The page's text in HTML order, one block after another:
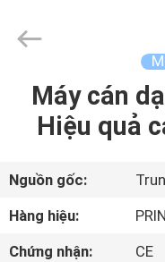
TRANG
CHỦ
CÁC
SẢN
PHẨM
Printyoung
International
Reserved.Máy cán
Hiệu quả
Nguồn gốc:
Hàng hiệu:
Chứng nhận:
CE